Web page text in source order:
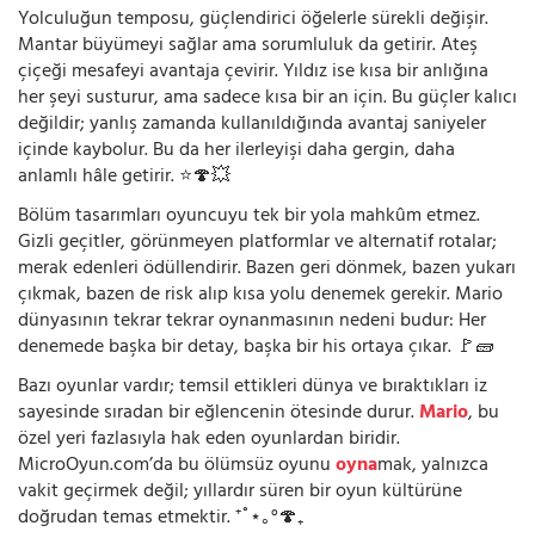
Yolculuğun temposu, güçlendirici öğelerle sürekli değişir.
Mantar büyümeyi sağlar ama sorumluluk da getirir. Ateş
çiçeği mesafeyi avantaja çevirir. Yıldız ise kısa bir anlığına
her şeyi susturur, ama sadece kısa bir an için. Bu güçler kalıcı
değildir; yanlış zamanda kullanıldığında avantaj saniyeler
içinde kaybolur. Bu da her ilerleyişi daha gergin, daha
anlamlı hâle getirir. ⭐🍄💥
Bölüm tasarımları oyuncuyu tek bir yola mahkûm etmez.
Gizli geçitler, görünmeyen platformlar ve alternatif rotalar;
merak edenleri ödüllendirir. Bazen geri dönmek, bazen yukarı
çıkmak, bazen de risk alıp kısa yolu denemek gerekir. Mario
dünyasının tekrar tekrar oynanmasının nedeni budur: Her
denemede başka bir detay, başka bir his ortaya çıkar. 🚩🧱
Bazı oyunlar vardır; temsil ettikleri dünya ve bıraktıkları iz
sayesinde sıradan bir eğlencenin ötesinde durur.Mario, bu
özel yeri fazlasıyla hak eden oyunlardan biridir.
MicroOyun.com’da bu ölümsüz oyunuoynamak, yalnızca
vakit geçirmek değil; yıllardır süren bir oyun kültürüne
doğrudan temas etmektir. ⁺˚⋆｡°🍄₊